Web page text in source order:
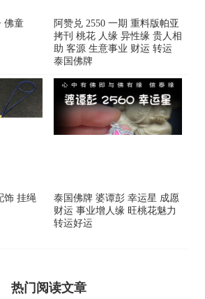
佛童
阿赞兑 2550 一期 重料版帕亚
拷刊 桃花 人缘 异性缘 贵人相
助 客源 生意事业 财运 转运
泰国佛牌
饰 挂绳
泰国佛牌 婆谭彭 幸运星 成愿
财运 事业增人缘 旺桃花魅力
转运好运
热门阅读文章